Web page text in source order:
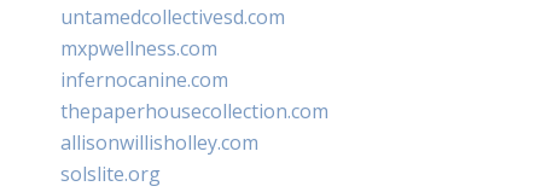
untamedcollectivesd.com
mxpwellness.com
infernocanine.com
thepaperhousecollection.com
allisonwillisholley.com
solslite.org